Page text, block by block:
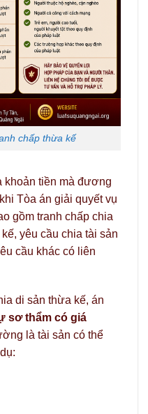
chấp thừa kế
khoản tiền mà đương
Tòa án giải quyết vụ
gồm tranh chấp chia
yêu cầu chia tài sản
cầu khác có liên
di sản thừa kế, án
sơ thẩm có giá
là tài sản có thể